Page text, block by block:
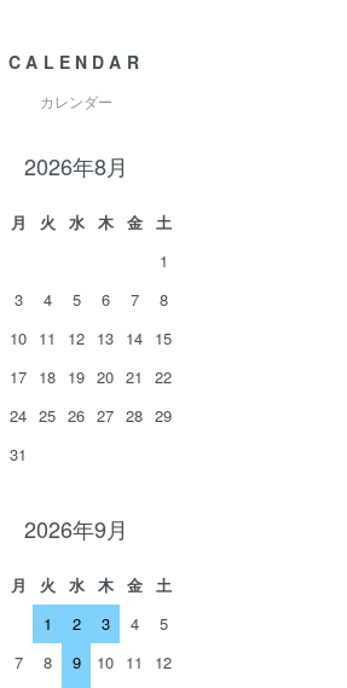
CALENDAR
カレンダー
2026年8月
月 火 水 木 金
土
1
3 4 5 6 7
8
10 11 12 13 14 15
17 18 19 20 21
22
24 25 26 27 28 29
31
2026年9月
月 火 水 木 金
土
1
2 3 4
5
7 8 9 10 11
12